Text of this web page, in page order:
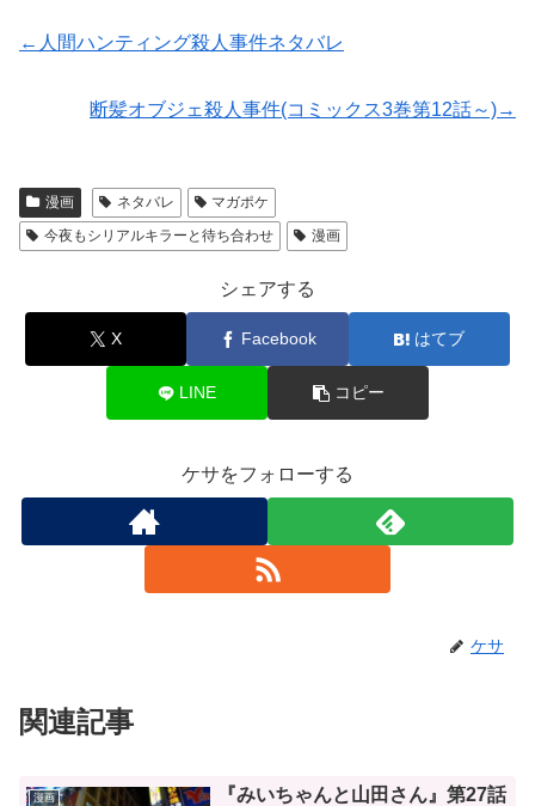
←人間ハンティング殺人事件ネタバレ
断髪オブジェ殺人事件(コミックス3巻第12話～)→
漫画 ネタバレ
マガポケ
今夜もシリアルキラーと待ち合わせ
漫画
シェアする
X Facebook はてブ
LINE コピー
ケサをフォローする
ケサ
関連記事
漫画
『みいちゃんと山田さん』第27話